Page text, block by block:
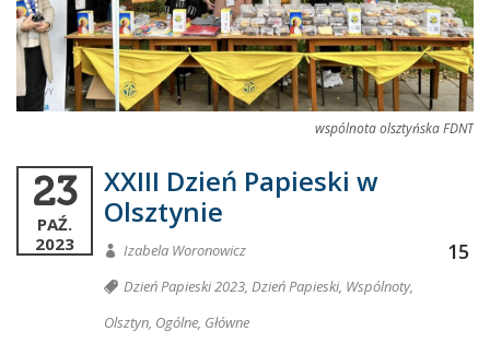
wspólnota olsztyńska FDNT
23
PAŹ.
2023
XXIII Dzień Papieski w
Olsztynie
Izabela Woronowicz
Dzień Papieski 2023, Dzień Papieski, Wspólnoty,
Olsztyn, Ogólne, Główne
15